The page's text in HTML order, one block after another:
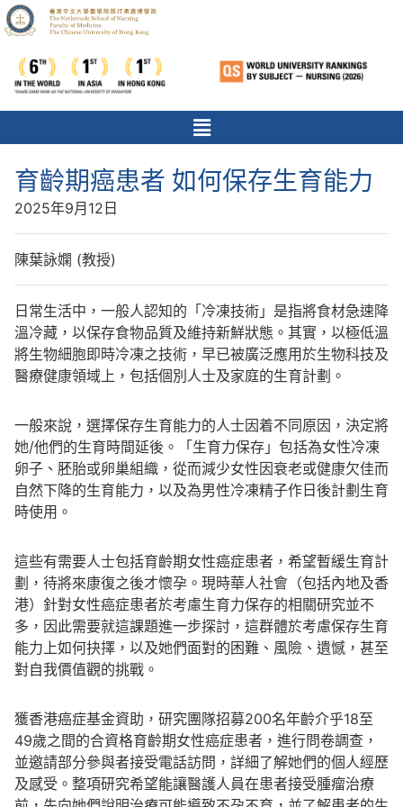
育齡期癌患者 如何保存生育能力
2025年9月12日
陳葉詠嫻 (教授)
日常生活中，一般人認知的「冷凍技術」是指將食材急速降
溫冷藏，以保存食物品質及維持新鮮狀態。其實，以極低溫
將生物細胞即時冷凍之技術，早已被廣泛應用於生物科技及
醫療健康領域上，包括個別人士及家庭的生育計劃。
一般來說，選擇保存生育能力的人士因着不同原因，決定將
她/他們的生育時間延後。「生育力保存」包括為女性冷凍
卵子、胚胎或卵巢組織，從而減少女性因衰老或健康欠佳而
自然下降的生育能力，以及為男性冷凍精子作日後計劃生育
時使用。
這些有需要人士包括育齡期女性癌症患者，希望暫緩生育計
劃，待將來康復之後才懷孕。現時華人社會（包括內地及香
港）針對女性癌症患者於考慮生育力保存的相關研究並不
多，因此需要就這課題進一步探討，這群體於考慮保存生育
能力上如何抉擇，以及她們面對的困難、風險、遺憾，甚至
對自我價值觀的挑戰。
獲香港癌症基金資助，研究團隊招募200名年齡介乎18至
49歲之間的合資格育齡期女性癌症患者，進行問卷調查，
並邀請部分參與者接受電話訪問，詳細了解她們的個人經歷
及感受。整項研究希望能讓醫護人員在患者接受腫瘤治療